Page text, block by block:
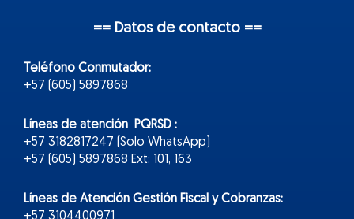
== Datos de contacto ==
Teléfono Conmutador:
+57 (605) 5897868
Líneas de atención PQRSD :
+57 3182817247 (Solo WhatsApp)
+57 (605) 5897868 Ext: 101, 163
Líneas de Atención Gestión Fiscal y Cobranzas:
+57 3104400971